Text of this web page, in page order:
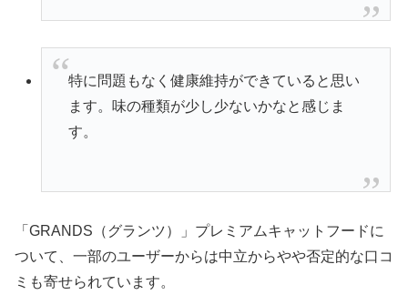
特に問題もなく健康維持ができていると思い
ます。味の種類が少し少ないかなと感じま
す。
「GRANDS（グランツ）」プレミアムキャットフードに
ついて、一部のユーザーからは中立からやや否定的な口コ
ミも寄せられています。